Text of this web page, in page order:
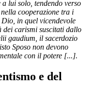
lui solo, tendendo verso
cooperazione tra i
in quel vicendevole
dei carismi suscitati dallo
gaudium, il sacerdozio
Sposo non devono
con il potere [...].
e del